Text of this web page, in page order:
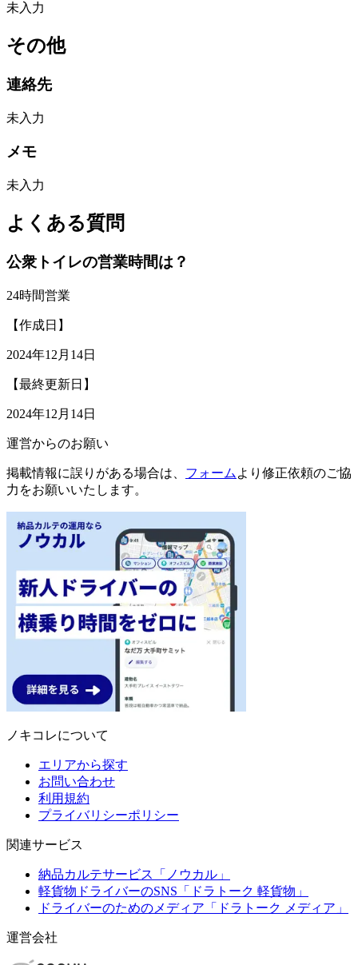
未入力
その他
連絡先
未入力
メモ
未入力
よくある質問
公衆トイレの営業時間は？
24時間営業
【作成日】
2024年12月14日
【最終更新日】
2024年12月14日
運営からのお願い
掲載情報に誤りがある場合は、 フォーム より修正依頼のご協
力をお願いいたします。
ノキコレについて
エリアから探す
お問い合わせ
利用規約
プライバリシーポリシー
関連サービス
納品カルテサービス「ノウカル」
軽貨物ドライバーのSNS「ドラトーク 軽貨物」
ドライバーのためのメディア「ドラトーク メディア」
運営会社